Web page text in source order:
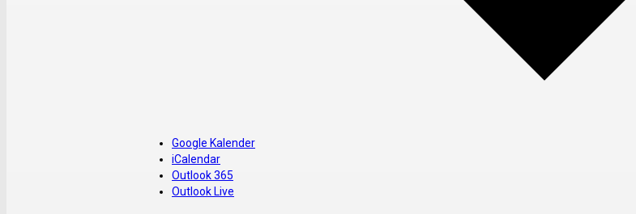
Google Kalender
iCalendar
Outlook 365
Outlook Live